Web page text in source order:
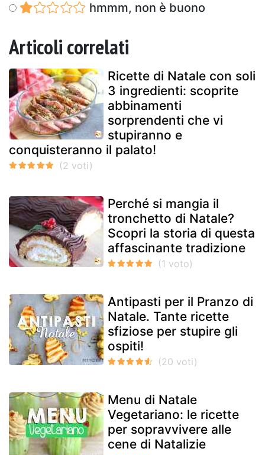
hmmm, non è buono
Articoli correlati
Ricette di Natale con soli
3 ingredienti: scoprite
abbinamenti
sorprendenti che vi
stupiranno e
conquisteranno il palato!
Perché si mangia il
tronchetto di Natale?
Scopri la storia di questa
affascinante tradizione
Antipasti per il Pranzo di
Natale. Tante ricette
sfiziose per stupire gli
ospiti!
Menu di Natale
Vegetariano: le ricette
per sopravvivere alle
cene di Natalizie